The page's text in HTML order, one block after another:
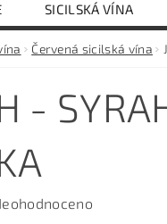
SICILSKÁ VÍNA
OCETČervená sicilská vína
-